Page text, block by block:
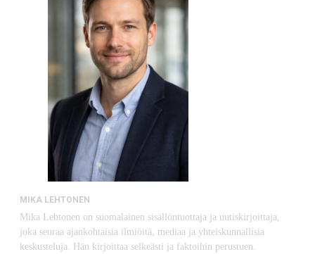
MIKA LEHTONEN
Mika Lehtonen on suomalainen sisällöntuottaja ja uutiskirjoittaja,
joka seuraa ajankohtaisia ilmiöitä, mediaa ja yhteiskunnallisia
keskusteluja. Hän kirjoittaa selkeästi ja faktoihin perustuen.